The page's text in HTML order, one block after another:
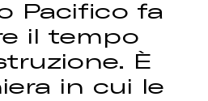
Pacifico fa
il tempo
È
in cui le